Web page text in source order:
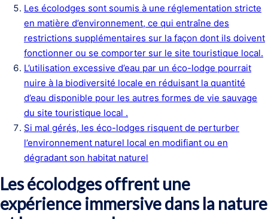
Les écolodges sont soumis à une réglementation stricte
en matière d’environnement, ce qui entraîne des
restrictions supplémentaires sur la façon dont ils doivent
fonctionner ou se comporter sur le site touristique local.
L’utilisation excessive d’eau par un éco-lodge pourrait
nuire à la biodiversité locale en réduisant la quantité
d’eau disponible pour les autres formes de vie sauvage
du site touristique local .
Si mal gérés, les éco-lodges risquent de perturber
l’environnement naturel local en modifiant ou en
dégradant son habitat naturel
Les écolodges offrent une
expérience immersive dans la nature